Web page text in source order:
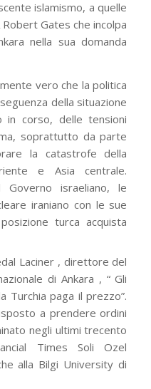
islamismo, a quelle
Gates che incolpa
nella sua domanda
vero che la politica
della situazione
in corso, delle tensioni
soprattutto da parte
la catastrofe della
e Asia centrale.
Governo israeliano, le
iraniano con le sue
turca acquista
Laciner , direttore del
di Ankara , “Gli
Turchia paga il prezzo”.
a prendere ordini
negli ultimi trecento
Times Soli Ozel
alla Bilgi University di